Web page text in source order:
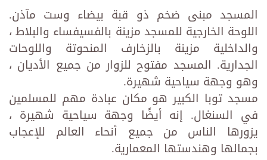
المسجد مبنى ضخم ذو قبة بيضاء وست مآذن.
اللوحة الخارجية للمسجد مزينة بالفسيفساء والبلاط ،
والداخلية مزينة بالزخارف المنحوتة واللوحات
الجدارية. المسجد مفتوح للزوار من جميع الأديان ،
وهو وجهة سياحية شهيرة.
مسجد توبا الكبير هو مكان عبادة مهم للمسلمين
في السنغال. إنه أيضًا وجهة سياحية شهيرة ،
يزورها الناس من جميع أنحاء العالم للإعجاب
بجمالها وهندستها المعمارية.